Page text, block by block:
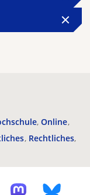
Online
Rechtliches